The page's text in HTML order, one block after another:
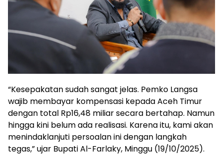
“Kesepakatan sudah sangat jelas. Pemko Langsa
wajib membayar kompensasi kepada Aceh Timur
dengan total Rp16,48 miliar secara bertahap. Namun
hingga kini belum ada realisasi. Karena itu, kami akan
menindaklanjuti persoalan ini dengan langkah
tegas,” ujar Bupati Al-Farlaky, Minggu (19/10/2025).